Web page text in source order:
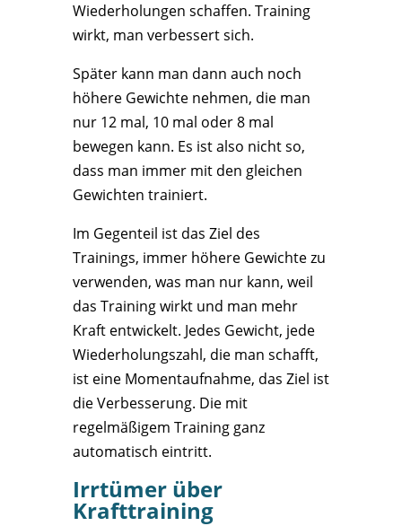
Wiederholungen schaffen. Training
wirkt, man verbessert sich.
Später kann man dann auch noch
höhere Gewichte nehmen, die man
nur 12 mal, 10 mal oder 8 mal
bewegen kann. Es ist also nicht so,
dass man immer mit den gleichen
Gewichten trainiert.
Im Gegenteil ist das Ziel des
Trainings, immer höhere Gewichte zu
verwenden, was man nur kann, weil
das Training wirkt und man mehr
Kraft entwickelt. Jedes Gewicht, jede
Wiederholungszahl, die man schafft,
ist eine Momentaufnahme, das Ziel ist
die Verbesserung. Die mit
regelmäßigem Training ganz
automatisch eintritt.
Irrtümer über
Krafttraining